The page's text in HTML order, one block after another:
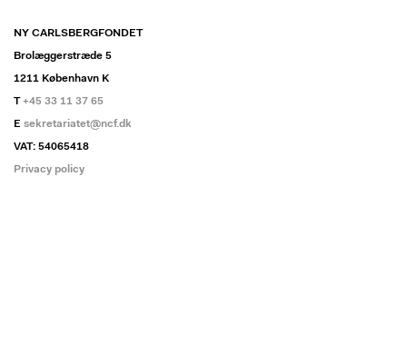
NY CARLSBERGFONDET
Brolæggerstræde 5
1211 København K
T+45 33 11 37 65
E sekretariatet@ncf.dk
VAT: 54065418
Privacy policy